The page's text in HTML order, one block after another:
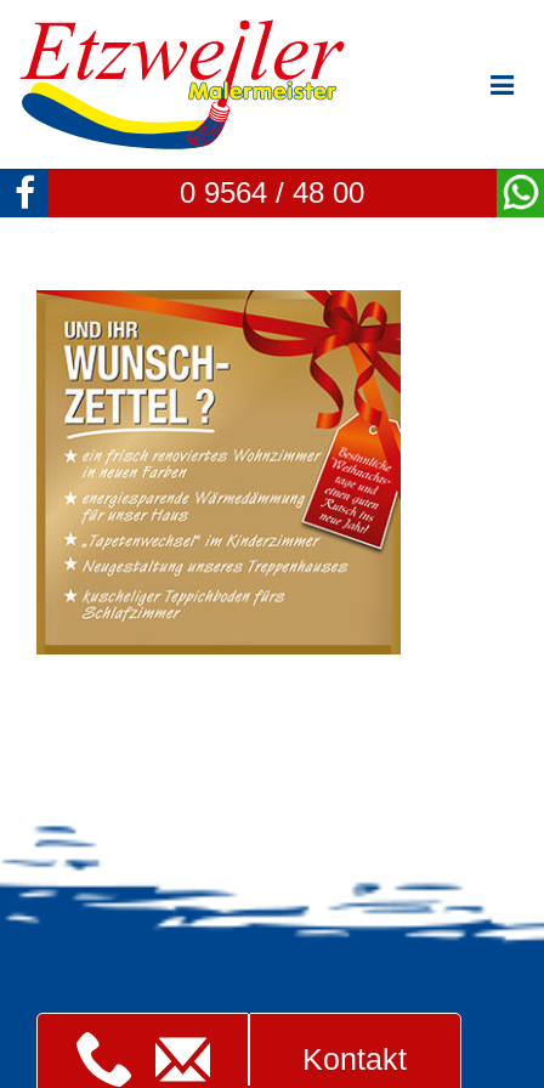
0 9564 / 48 00
Kontakt